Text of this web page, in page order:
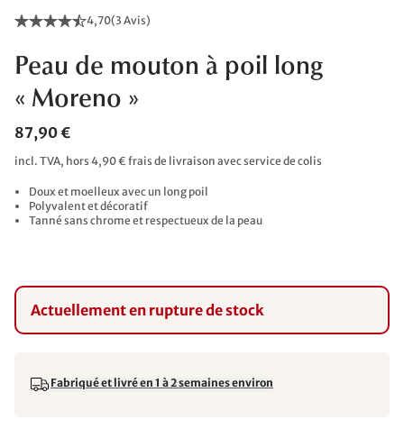
4,70(3 Avis)
Peau de mouton à poil long
« Moreno »
87,90 €
incl. TVA, hors 4,90 € frais de livraison avec service de colis
Doux et moelleux avec un long poil
Polyvalent et décoratif
Tanné sans chrome et respectueux de la peau
Actuellement en rupture de stock
Fabriqué et livré en 1 à 2 semaines environ